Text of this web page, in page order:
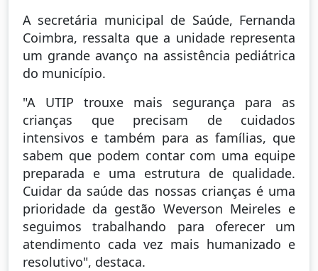
A secretária municipal de Saúde, Fernanda
Coimbra, ressalta que a unidade representa
um grande avanço na assistência pediátrica
do município.
"A UTIP trouxe mais segurança para as
crianças que precisam de cuidados
intensivos e também para as famílias, que
sabem que podem contar com uma equipe
preparada e uma estrutura de qualidade.
Cuidar da saúde das nossas crianças é uma
prioridade da gestão Weverson Meireles e
seguimos trabalhando para oferecer um
atendimento cada vez mais humanizado e
resolutivo", destaca.